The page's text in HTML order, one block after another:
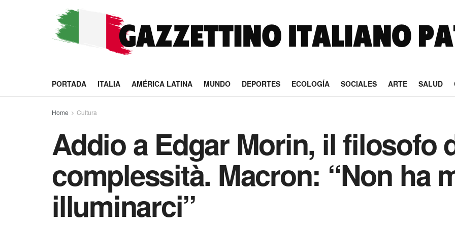
PORTADA ITALIA AMÉRICA LATINA MUNDO DEPORTES ECOLOGÍA SOCIALES ARTE SALUD
Home Cultura
Addio a Edgar Morin, il filosofo
complessità. Macron: “Non ha
illuminarci”